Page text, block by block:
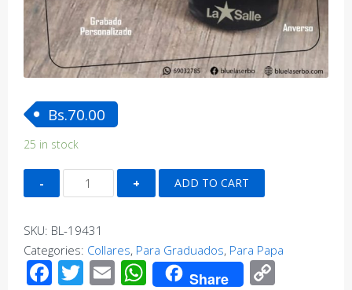
Bs.70.00
25 in stock
Collar
con
Militar
-
Acero
ADD TO CART
SKU: BL-19431
Categories: Collares, Para Graduados, Para Papa
Facebook
Twitter
EmailWhatsApp
Share